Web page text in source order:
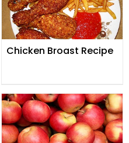
Chicken Broast Recipe